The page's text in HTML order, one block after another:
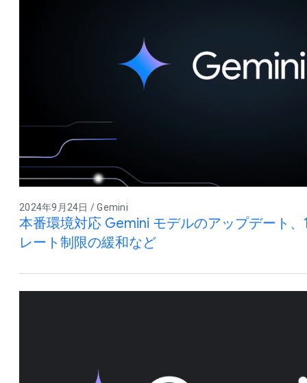
2024年9月24日 / Gemini
本番環境対応 Gemini モデルのアップデート
レート制限の緩和など